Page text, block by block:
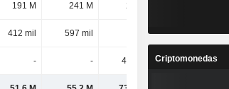
191 M 241 M 264 M
412 mil 597 mil - -
- - 498 mil 439 mil
Criptomonedas